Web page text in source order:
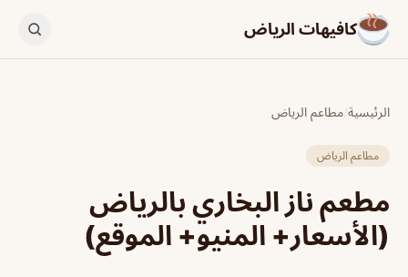
كافيهات الرياض
الرئيسية/مطاعم الرياض
مطاعم الرياض
مطعم ناز البخاري بالرياض
(الأسعار+ المنيو+ الموقع)